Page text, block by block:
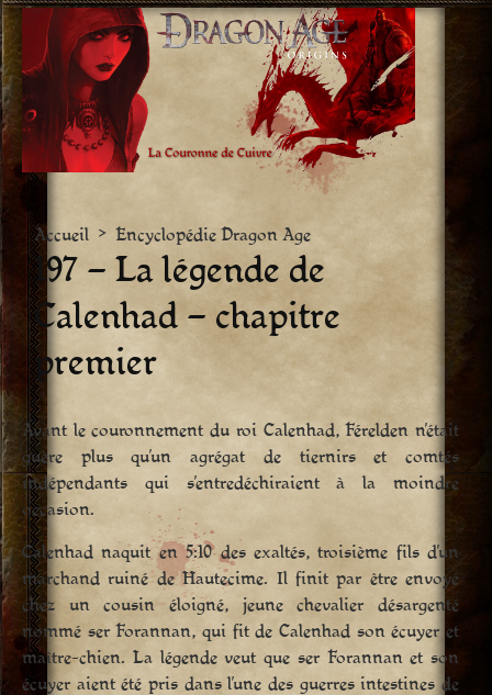
Aller
vers
le
contenu
Accueil > Encyclopédie Dragon Age
197 – La légende de
Calenhad – chapitre
premier
Avant le couronnement du roi Calenhad, Férelden n’était
guère plus qu’un agrégat de tiernirs et comtés
indépendants qui s’entredéchiraient à la moindre
occasion.
Calenhad naquit en 5:10 des exaltés, troisième fils d’un
marchand ruiné de Hautecime. Il finit par être envoyé
chez un cousin éloigné, jeune chevalier désargenté
nommé ser Forannan, qui fit de Calenhad son écuyer et
maître-chien. La légende veut que ser Forannan et son
écuyer aient été pris dans l’une des guerres intestines de